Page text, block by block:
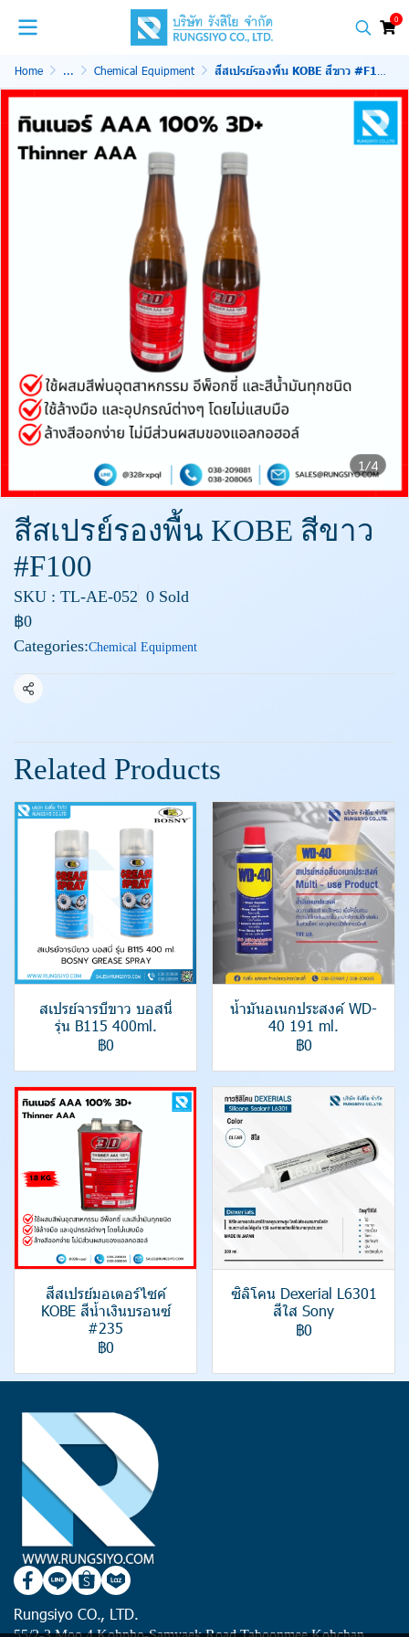
0
Home ... Chemical Equipment สีสเปรย์รองพื้น KOBE สีขาว #F100
1/4
สีสเปรย์รองพื้น KOBE สีขาว
#F100
SKU : TL-AE-052 0 Sold
฿0
Categories:Chemical Equipment
Share
Related Products
สเปรย์จารบีขาว บอสนี่
รุ่น B115 400ml.
฿0
น้ำมันอเนกประสงค์ WD-
40 191 ml.
฿0
สีสเปรย์มอเตอร์ไซค์
KOBE สีน้ำเงินบรอนซ์
#235
฿0
ซิลิโคน Dexerial L6301
สีใส Sony
฿0
Rungsiyo CO., LTD.